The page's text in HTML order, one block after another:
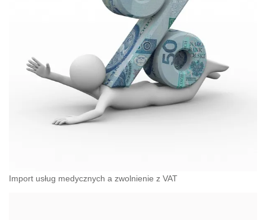
Import usług medycznych a zwolnienie z VAT